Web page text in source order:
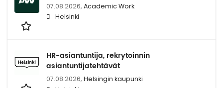
07.08.2026, Academic Work
Helsinki
HR-asiantuntija, rekrytoinnin
asiantuntijatehtävät
07.08.2026, Helsingin kaupunki